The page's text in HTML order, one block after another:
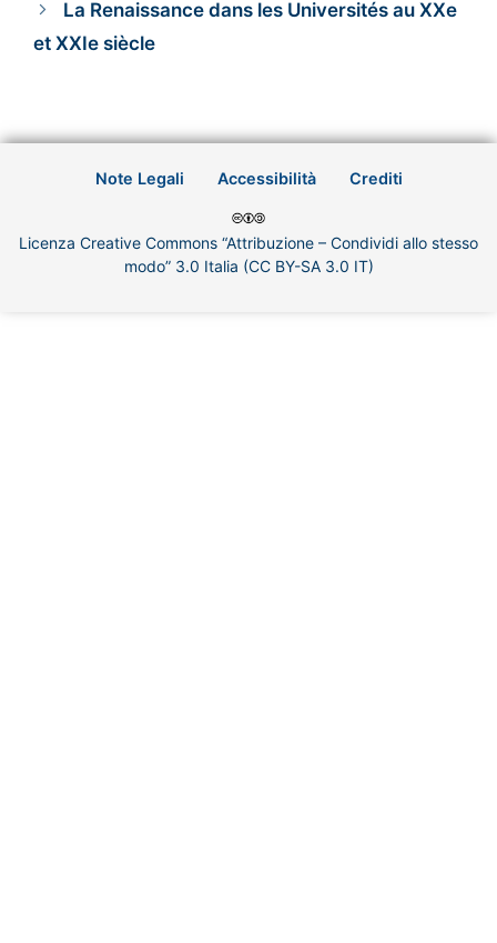
La Renaissance dans les Universités au XXe
et XXIe siècle
Note Legali Accessibilità Crediti
Licenza Creative Commons “Attribuzione – Condividi allo stesso
modo” 3.0 Italia (CC BY-SA 3.0 IT)